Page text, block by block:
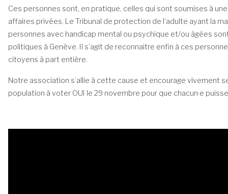
Ces personnes sont, en pratique, celles qui sont soumises à
affaires privées. Le Tribunal de protection de l’adulte ayant la
personnes avec handicap mental ou psychique et/ou âgées
politiques à Genève. Il s’agit de reconnaitre enfin à ces
citoyens à part entière.
Notre association s’allie à cette cause et encourage vivement
population à voter OUI le 29 novembre pour que chacun·e